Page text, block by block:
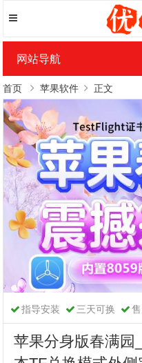
网站导航
首页 苹果软件 正文
指导安装 三天可换
苹果分身版春满园